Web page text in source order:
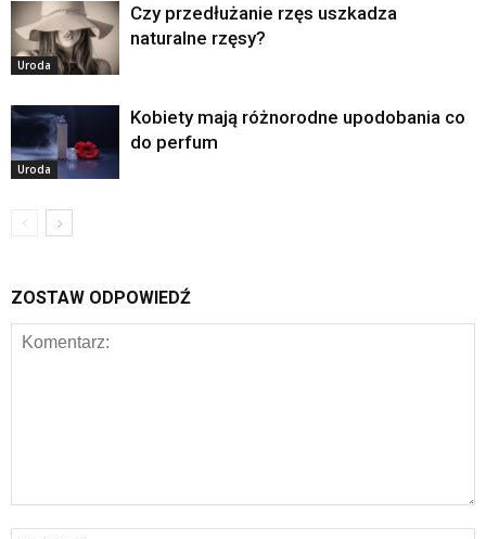
Uroda
Czy przedłużanie rzęs uszkadza
naturalne rzęsy?
Uroda
Kobiety mają różnorodne upodobania co
do perfum
ZOSTAW ODPOWIEDŹ